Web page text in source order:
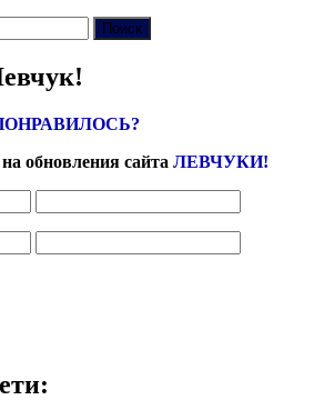
Поиск
обновления сайта ЛЕВЧУКИ!